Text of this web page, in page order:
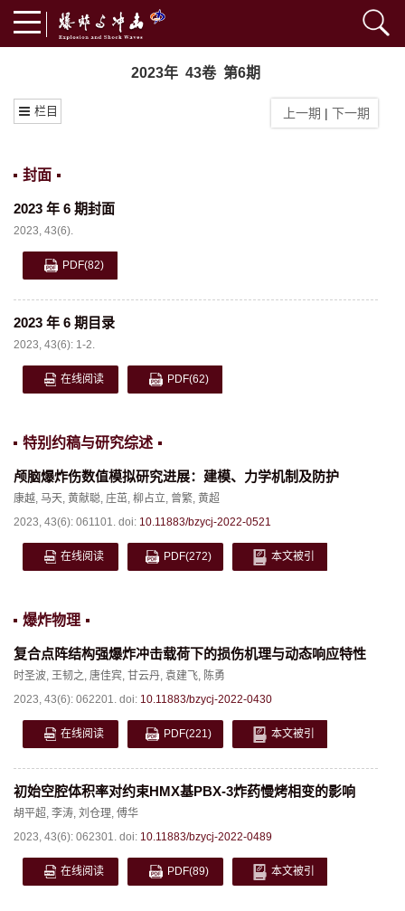
2023年 43卷 第6期
栏目 上一期 | 下一期
封面
2023 年 6 期封面
2023, 43(6).
PDF(82)
2023 年 6 期目录
2023, 43(6): 1-2.
在线阅读 PDF(62)
特别约稿与研究综述
颅脑爆炸伤数值模拟研究进展：建模、力学机制及防护
康越, 马天, 黄献聪, 庄茁, 柳占立, 曾繁, 黄超
2023, 43(6): 061101. doi: 10.11883/bzycj-2022-0521
在线阅读 PDF(272) 本文被引
爆炸物理
复合点阵结构强爆炸冲击载荷下的损伤机理与动态响应特性
时圣波, 王韧之, 唐佳宾, 甘云丹, 袁建飞, 陈勇
2023, 43(6): 062201. doi: 10.11883/bzycj-2022-0430
在线阅读 PDF(221) 本文被引
初始空腔体积率对约束HMX基PBX-3炸药慢烤相变的影响
胡平超, 李涛, 刘仓理, 傅华
2023, 43(6): 062301. doi: 10.11883/bzycj-2022-0489
在线阅读 PDF(89) 本文被引